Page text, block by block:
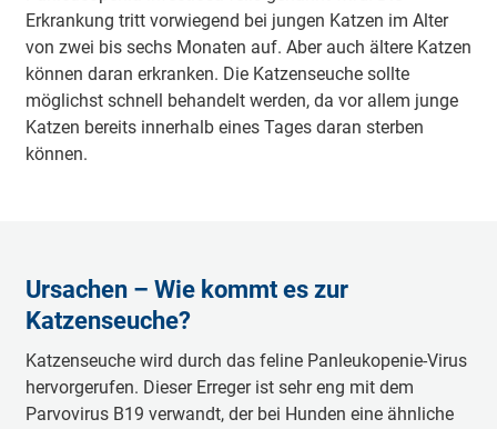
Erkrankung tritt vorwiegend bei jungen Katzen im Alter
von zwei bis sechs Monaten auf. Aber auch ältere Katzen
können daran erkranken. Die Katzenseuche sollte
möglichst schnell behandelt werden, da vor allem junge
Katzen bereits innerhalb eines Tages daran sterben
können.
Ursachen – Wie kommt es zur
Katzenseuche?
Katzenseuche wird durch das feline Panleukopenie-Virus
hervorgerufen. Dieser Erreger ist sehr eng mit dem
Parvovirus B19 verwandt, der bei Hunden eine ähnliche